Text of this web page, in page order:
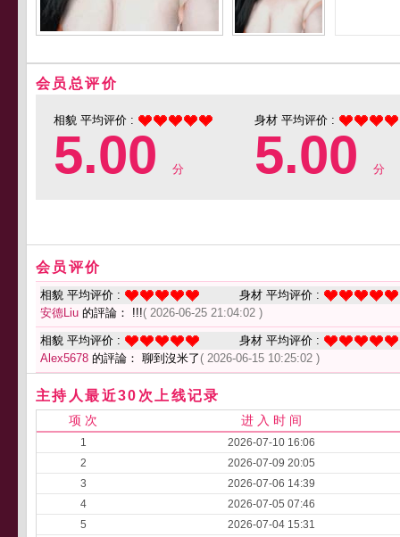
会员总评价
相貌 平均评价 :
5.00 分
身材 平均评价 :
5.00 分
会员评价
相貌 平均评价 :
身材 平均评价 :
安德Liu 的評論： !!!( 2026-06-25 21:04:02 )
相貌 平均评价 :
身材 平均评价 :
Alex5678 的評論： 聊到沒米了 ( 2026-06-15 10:25:02 )
主持人最近30次上线记录
项 次 进 入 时 间
1
2026-07-10 16:06
2
2026-07-09 20:05
3
2026-07-06 14:39
4
2026-07-05 07:46
5
2026-07-04 15:31